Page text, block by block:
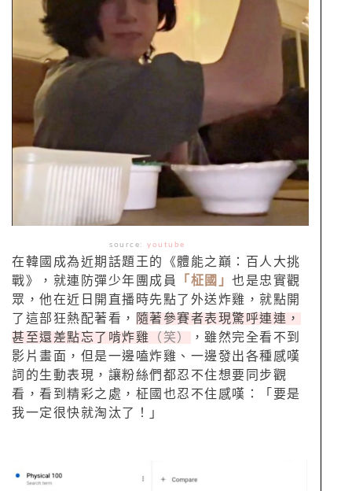
source: youtube
在韓國成為近期話題王的《體能之巔：百人大挑
戰》，就連防彈少年團成員
「柾國」 也是忠實觀
眾，他在近日開直播時先點了外送炸雞，就點開
了這部狂熱配著看，
隨著參賽者表現驚呼連連，
甚至還差點忘了啃炸雞 （笑）
，雖然完全看不到
影片畫面，但是一邊嗑炸雞、一邊發出各種感嘆
詞的生動表現，讓粉絲們都忍不住想要同步觀
看，看到精彩之處，柾國也忍不住感嘆：「要是
我一定很快就淘汰了！」